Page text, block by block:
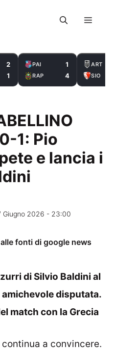
Menu
2
1
PAI 1
RAP 4
ART
SIO
1: Pio
e lancia i
Giugno 2026 - 23:00
fonti di google news
di Silvio Baldini al
disputata.
match con la Grecia
continua a convincere.